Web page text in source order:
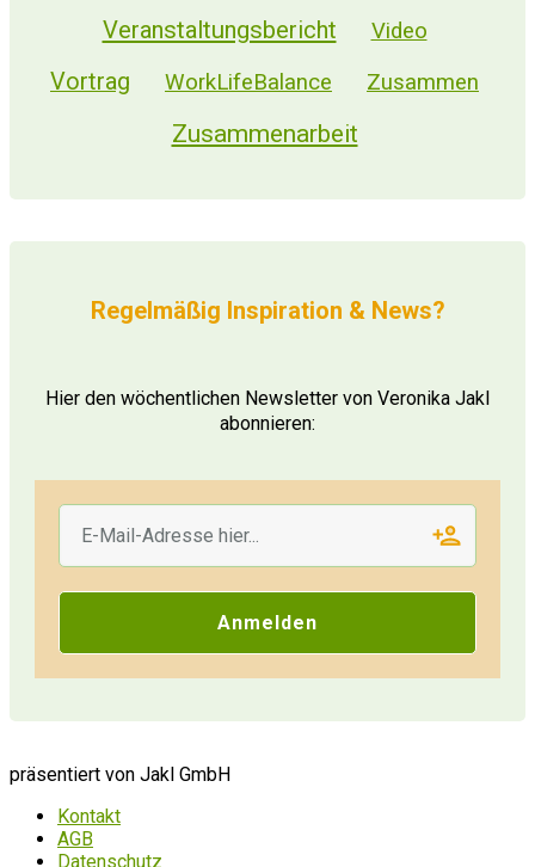
Veranstaltungsbericht Video
Vortrag WorkLifeBalance Zusammen
Zusammenarbeit
Regelmäßig Inspiration & News?
Hier den wöchentlichen Newsletter von Veronika Jakl
abonnieren:
Anmelden
präsentiert von Jakl GmbH
Kontakt
AGB
Datenschutz